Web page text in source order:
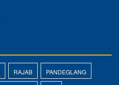
RAJAB PANDEGLANG